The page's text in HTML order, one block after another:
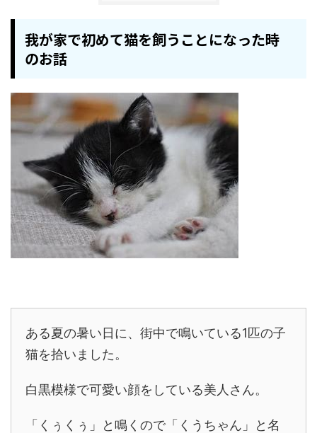
我が家で初めて猫を飼うことになった時
のお話
ある夏の暑い日に、街中で鳴いている1匹の子
猫を拾いました。
白黒模様で可愛い顔をしている美人さん。
「くぅくぅ」と鳴くので「くうちゃん」と名